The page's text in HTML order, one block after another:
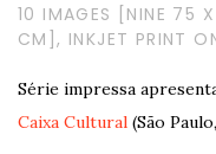
10 IMAGES [NINE 75
CM], INKJET PRINT
Série impressa
Caixa Cultural (São